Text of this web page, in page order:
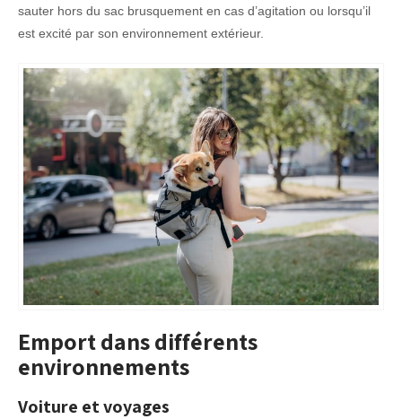
sauter hors du sac brusquement en cas d’agitation ou lorsqu’il
est excité par son environnement extérieur.
Emport dans différents
environnements
Voiture et voyages